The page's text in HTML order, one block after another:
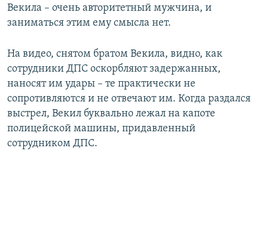
Векила – очень авторитетный мужчина, и
заниматься этим ему смысла нет.
На видео, снятом братом Векила, видно, как
сотрудники ДПС оскорбляют задержанных,
наносят им удары – те практически не
сопротивляются и не отвечают им. Когда раздался
выстрел, Векил буквально лежал на капоте
полицейской машины, придавленный
сотрудником ДПС.